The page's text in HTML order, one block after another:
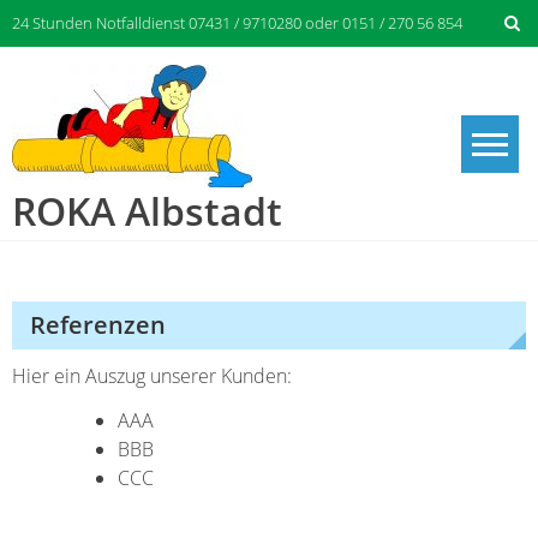
Skip
to
24 Stunden Notfalldienst 07431 / 9710280 oder 0151 / 270 56 854
ROKA Albstadt
Referenzen
Hier ein Auszug unserer Kunden:
AAA
BBB
CCC